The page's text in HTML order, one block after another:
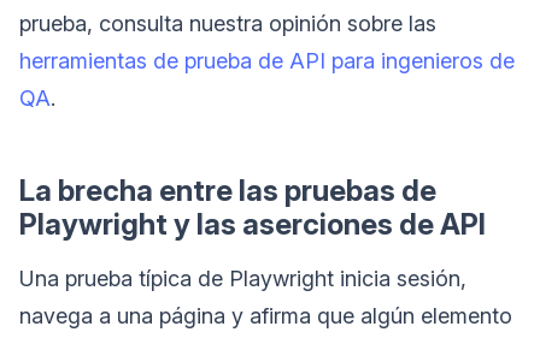
prueba, consulta nuestra opinión sobre las
herramientas de prueba de API para ingenieros de
QA.
La brecha entre las pruebas de
Playwright y las aserciones de API
Una prueba típica de Playwright inicia sesión,
navega a una página y afirma que algún elemento